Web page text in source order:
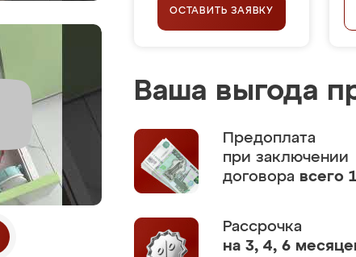
ОСТАВИТЬ ЗАЯВКУ
Ваша выгода
Предоплата
при заключении
договора всего
Рассрочка
на 3, 4, 6